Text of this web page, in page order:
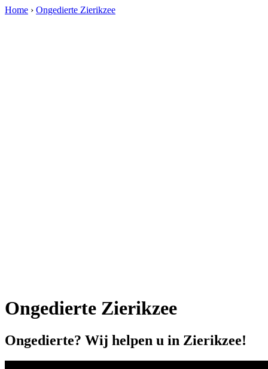
Home › Ongedierte Zierikzee
Ongedierte Zierikzee
Ongedierte? Wij helpen u in Zierikzee!